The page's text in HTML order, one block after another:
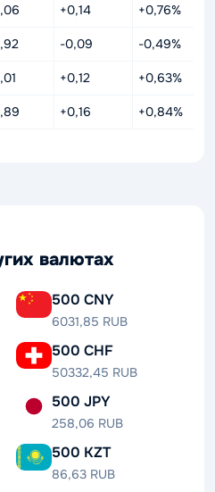
+0,14 +0,76%
-0,09 -0,49%
+0,12 +0,63%
+0,16 +0,84%
валютах
500 CNY
6031,85 RUB
500 CHF
50332,45 RUB
500 JPY
258,06 RUB
500 KZT
86,63 RUB